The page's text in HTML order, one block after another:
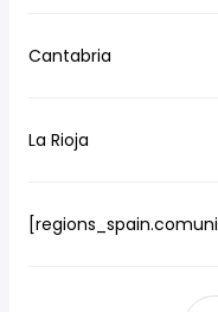
Cantabria
La Rioja